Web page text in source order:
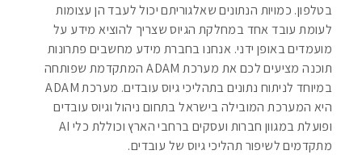
בטלפון. כמויות הנתונים שאלגוריתם יכול לעבד הן עצומות
לעומת עובד אחד במחלקת הגיוס שצריך להוציא מידע על
מועמדים באופן ידני. אנחנו בחברת מידע מחשבים פתרונות
תוכנה מציעים לכם את מערכת ADAM המתקדמת שפותחה
במיוחד לניתוח נתונים בתהליכי גיוס עובדים. מערכת ADAM
היא המערכת המובילה בישראל בתחום ניהול וגיוס עובדים
ופועלת במגוון חברות ועסקים ברחבי הארץ וכוללת כלי AI
מתקדמים לשיפור תהליכי גיוס של עובדים.